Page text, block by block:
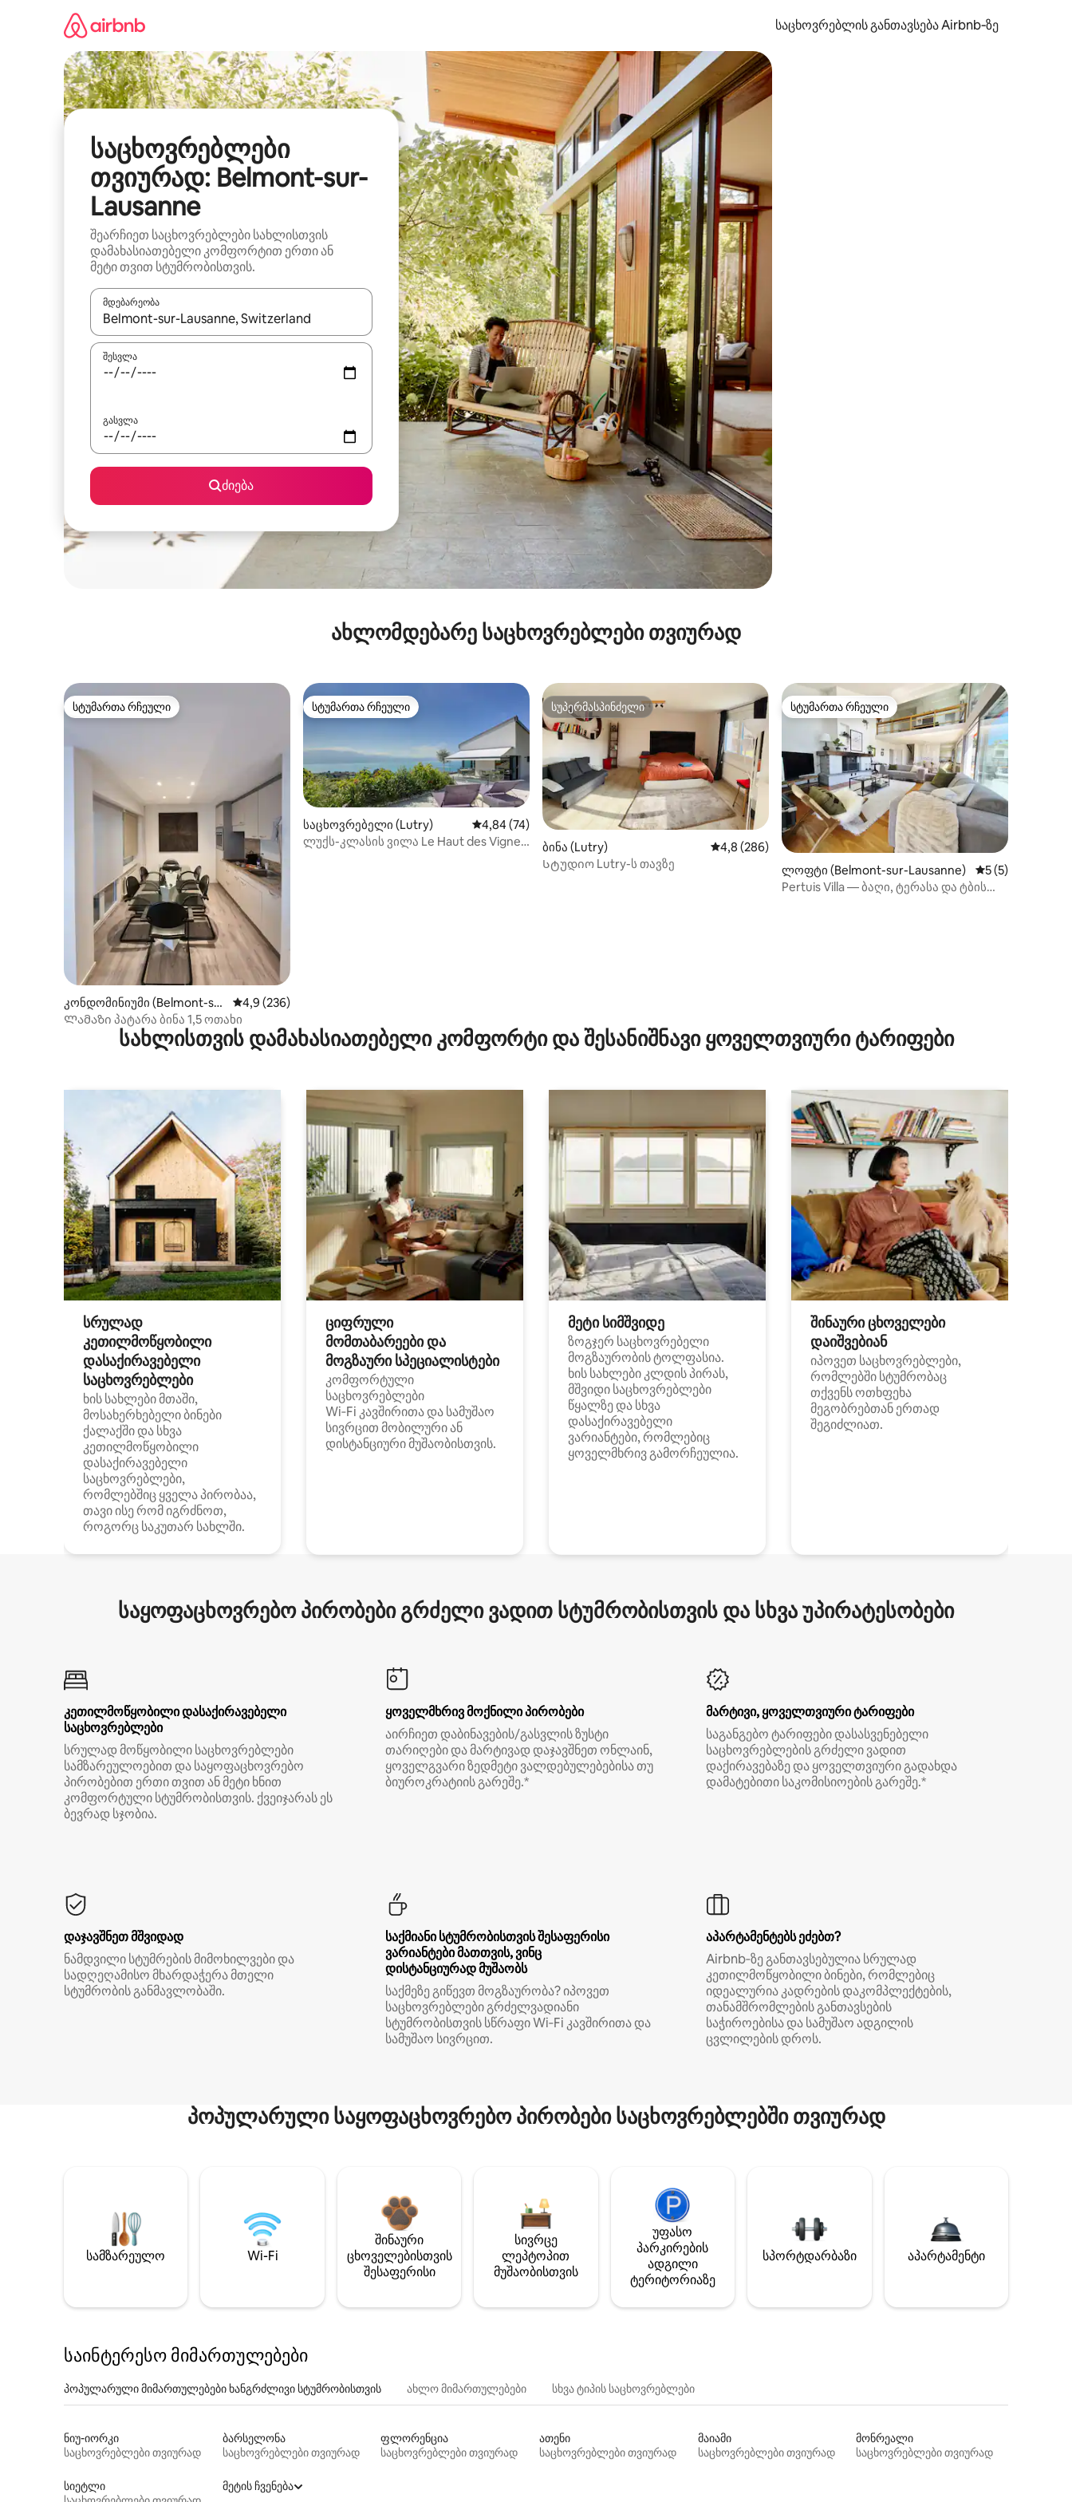
საცხოვრებლის განთავსება Airbnb‑ზე
საცხოვრებლები
თვიურად: Belmont-sur-
Lausanne
შეარჩიეთ საცხოვრებლები სახლისთვის
დამახასიათებელი კომფორტით ერთი ან
მეტი თვით სტუმრობისთვის.
მდებარეობა
როცა შედეგები ხელმისაწვდომი გახდება, ნავიგაციისთვის გამოიყენეთ კლავიშები ზემოთ/ქვემოთ მიმართული ისრებით ან შეხებისა თუ თითის გასმის ჟესტები.
შესვლა
გასვლა
ძიება
ახლომდებარე საცხოვრებლები თვიურად
სტუმართა რჩეული
სტუმართა რჩეული
კონდომინიუმი (Belmont-sur
-Lausanne)
საშუალო შეფასებაა 5‑დან 4,9, 236 მიმოხილვა
4,9 (236)
Ლამაზი პატარა ბინა 1,5 ოთახი
სტუმართა რჩეული
სტუმართა რჩეული
საცხოვრებელი (Lutry) საშუალო შეფასებაა 5‑დან 4,84, 74 მიმოხილვა
4,84 (74)
ლუქს-კლასის ვილა Le Haut des Vignes
სუპერმასპინძელი
სუპერმასპინძელი
ბინა (Lutry) საშუალო შეფასებაა 5‑დან 4,8, 286 მიმოხილვა
4,8 (286)
Სტუდიო Lutry-ს თავზე
სტუმართა რჩეული
სტუმართა რჩეული
ლოფტი (Belmont-sur-Lausanne) საშუალო
5 (5)
Pertuis Villa — ბაღი, ტერასა და ტბის
სახლისთვის დამახასიათებელი კომფორტი და შესანიშნავი ყოველთვიური ტარიფები
სრულად
კეთილმოწყობილი
დასაქირავებელი
საცხოვრებლები
ხის სახლები მთაში,
მოსახერხებელი ბინები
ქალაქში და სხვა
კეთილმოწყობილი
დასაქირავებელი
საცხოვრებლები,
რომლებშიც ყველა პირობაა,
თავი ისე რომ იგრძნოთ,
როგორც საკუთარ სახლში.
ციფრული
მომთაბარეები და
მოგზაური სპეციალისტები
კომფორტული
საცხოვრებლები
Wi‑Fi კავშირითა და სამუშაო
სივრცით მობილური ან
დისტანციური მუშაობისთვის.
მეტი სიმშვიდე
ზოგჯერ საცხოვრებელი
მოგზაურობის ტოლფასია.
ხის სახლები კლდის პირას,
მშვიდი საცხოვრებლები
წყალზე და სხვა
დასაქირავებელი
ვარიანტები, რომლებიც
ყოველმხრივ გამორჩეულია.
შინაური ცხოველები
დაიშვებიან
იპოვეთ საცხოვრებლები,
რომლებში სტუმრობაც
თქვენს ოთხფეხა
მეგობრებთან ერთად
შეგიძლიათ.
საყოფაცხოვრებო პირობები გრძელი ვადით სტუმრობისთვის და სხვა უპირატესობები
კეთილმოწყობილი დასაქირავებელი
საცხოვრებლები
სრულად მოწყობილი საცხოვრებლები
სამზარეულოებით და საყოფაცხოვრებო
პირობებით ერთი თვით ან მეტი ხნით
კომფორტული სტუმრობისთვის. ქვეიჯარას ეს
ბევრად სჯობია.
ყოველმხრივ მოქნილი პირობები
აირჩიეთ დაბინავების/გასვლის ზუსტი
თარიღები და მარტივად დაჯავშნეთ ონლაინ,
ყოველგვარი ზედმეტი ვალდებულებებისა თუ
ბიუროკრატიის გარეშე.*
მარტივი, ყოველთვიური ტარიფები
საგანგებო ტარიფები დასასვენებელი
საცხოვრებლების გრძელი ვადით
დაქირავებაზე და ყოველთვიური გადახდა
დამატებითი საკომისიოების გარეშე.*
დაჯავშნეთ მშვიდად
ნამდვილი სტუმრების მიმოხილვები და
სადღეღამისო მხარდაჭერა მთელი
სტუმრობის განმავლობაში.
საქმიანი სტუმრობისთვის შესაფერისი
ვარიანტები მათთვის, ვინც
დისტანციურად მუშაობს
საქმეზე გიწევთ მოგზაურობა? იპოვეთ
საცხოვრებლები გრძელვადიანი
სტუმრობისთვის სწრაფი Wi‑Fi კავშირითა და
სამუშაო სივრცით.
აპარტამენტებს ეძებთ?
Airbnb‑ზე განთავსებულია სრულად
კეთილმოწყობილი ბინები, რომლებიც
იდეალურია კადრების დაკომპლექტების,
თანამშრომლების განთავსების
საჭიროებისა და სამუშაო ადგილის
ცვლილების დროს.
პოპულარული საყოფაცხოვრებო პირობები საცხოვრებლებში თვიურად
სამზარეულო Wi-Fi
შინაური
ცხოველებისთვის
შესაფერისი
სივრცე
ლეპტოპით
მუშაობისთვის
უფასო
პარკირების
ადგილი
ტერიტორიაზე
სპორტდარბაზი აპარტამენტი
საინტერესო მიმართულებები
პოპულარული მიმართულებები ხანგრძლივი სტუმრობისთვის ახლო მიმართულებები სხვა ტიპის საცხოვრებლები
ნიუ-იორკი
საცხოვრებლები თვიურად
ბარსელონა
საცხოვრებლები თვიურად
ფლორენცია
საცხოვრებლები თვიურად
ათენი
საცხოვრებლები თვიურად
მაიამი
საცხოვრებლები თვიურად
მონრეალი
საცხოვრებლები თვიურად
სიეტლი
მეტის ჩვენება